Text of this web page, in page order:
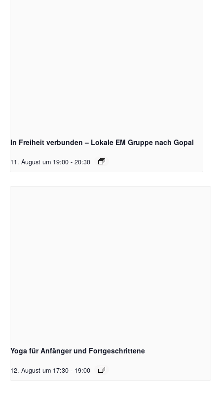
In Freiheit verbunden – Lokale EM Gruppe nach Gopal
11. August um 19:00 - 20:30
Yoga für Anfänger und Fortgeschrittene
12. August um 17:30 - 19:00